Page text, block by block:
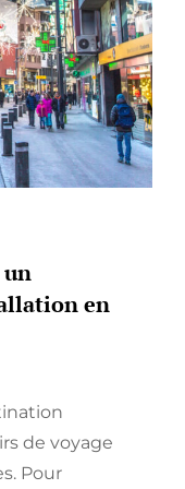
en
de voyage
Pour